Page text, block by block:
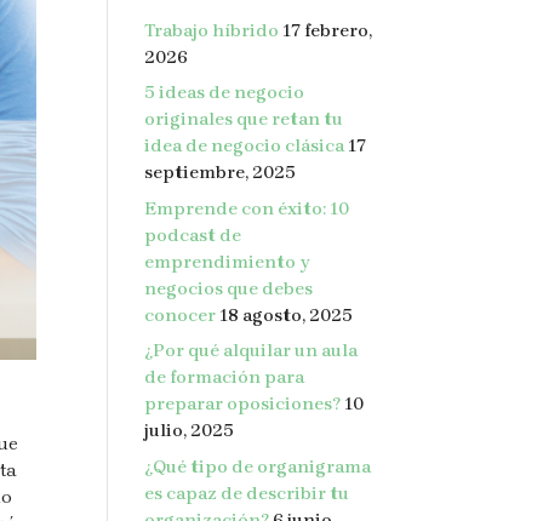
Trabajo híbrido 17 febrero,
2026
5 ideas de negocio
originales que retan tu
idea de negocio clásica 17
septiembre, 2025
Emprende con éxito: 10
podcast de
emprendimiento y
negocios que debes
conocer 18 agosto, 2025
¿Por qué alquilar un aula
de formación para
preparar oposiciones? 10
julio, 2025
¿Qué tipo de organigrama
es capaz de describir tu